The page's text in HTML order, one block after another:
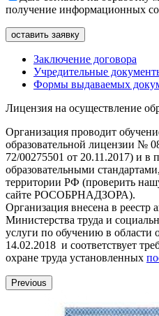
получение информационных
Заключение договора
Учредительные
Формы выдаваемых
Лицензия на осуществление
Организация проводит
образовательной лицензии №
72/00275501 от 20.11.2017) и в
образовательными
территории РФ (проверить
сайте РОСОБРНАДЗОРА).
Организация внесена в реестр
Министерства труда и
услуги по обучению в области
14.02.2018 и соответствует
охране труда установленных
Previous